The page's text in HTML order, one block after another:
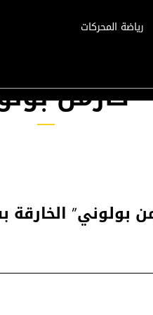
رياضة المحركات
كارمن
الخارقة بسعر 2 مليون